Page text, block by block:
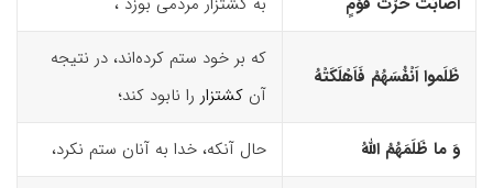
ظَلَموا اَنْفُسَهُمْ فَاَهْلَکَتْهُ
که بر خود ستم کرده‌اند، در نتیجه
آن کشتزار را نابود کند؛
وَ ما ظَلَمَهُمُ اللّهُ حال آنکه، خدا به آنان ستم نکرد،